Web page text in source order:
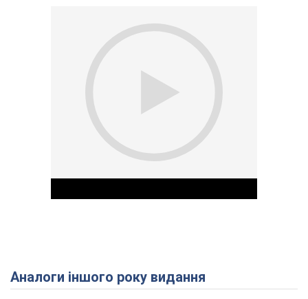
Play Video
Аналоги іншого року видання